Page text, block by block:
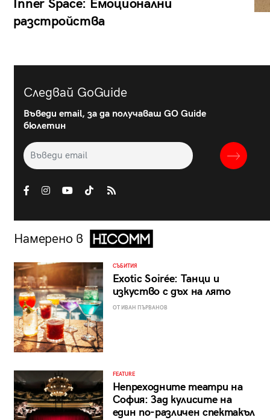
Inner Space: Емоционални
разстройства
Следвай GoGuide
Въведи email, за да получаваш GO Guide
бюлетин
Намерено в
СЪБИТИЯ
Exotic Soirée: Танци и
изкуство с дъх на лято
ОТ ИВАН ПЪРВАНОВ
FEATURE
Непреходните театри на
София: Зад кулисите на
един по-различен спектакъл